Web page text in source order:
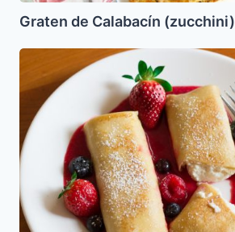
Graten de Calabacín (zucchini)
Blintzes
Queso